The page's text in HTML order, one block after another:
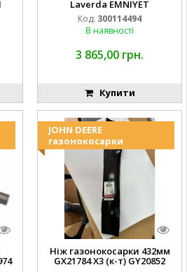
Laverda EMNIYET
Код: 300114494
В наявності
3 865,00 грн.
Купити
JOHN DEERE
газонокосарки
Ніж газонокосарки 432мм
GX21784 X3 (к-т) GY20852